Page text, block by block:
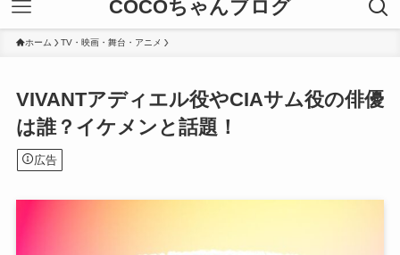
COCOちゃんブログ
ホーム TV・映画・舞台・アニメ
VIVANTアディエル役やCIAサム役の俳優
は誰？イケメンと話題！
広告